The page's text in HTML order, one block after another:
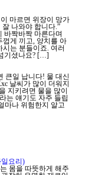
마르면 위장이 망가
나와야 합니다.”
바짝바짝 마른다며
껍게 끼고, 양치를 아
시는 분들이죠. 여러
기셨나요? […]
큰일 납니다! 물 대신
날씨가 많이 더워지
지키려면 물을 많이
는 얘기도 자주 들립
마나 위험한지 알고
요리)
몸을 따뜻하게 해주